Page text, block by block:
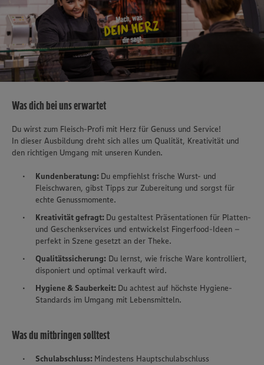
Was dich bei uns erwartet
Du wirst zum Fleisch-Profi mit Herz für Genuss und Service!
In dieser Ausbildung dreht sich alles um Qualität, Kreativität und
den richtigen Umgang mit unseren Kunden.
Kundenberatung: Du empfiehlst frische Wurst- und
Fleischwaren, gibst Tipps zur Zubereitung und sorgst für
echte Genussmomente.
Kreativität gefragt: Du gestaltest Präsentationen für Platten-
und Geschenkservices und entwickelst Fingerfood-Ideen –
perfekt in Szene gesetzt an der Theke.
Qualitätssicherung: Du lernst, wie frische Ware kontrolliert,
disponiert und optimal verkauft wird.
Hygiene & Sauberkeit: Du achtest auf höchste Hygiene-
Standards im Umgang mit Lebensmitteln.
Was du mitbringen solltest
Schulabschluss: Mindestens Hauptschulabschluss